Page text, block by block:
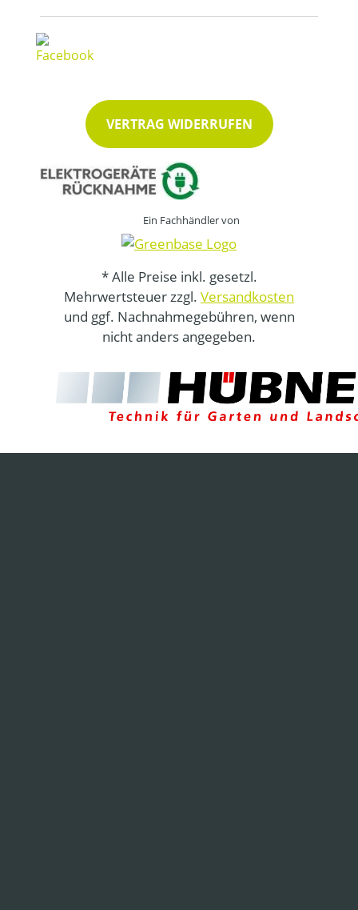
VERTRAG WIDERRUFEN
Ein Fachhändler von
* Alle Preise inkl. gesetzl.
Mehrwertsteuer zzgl. Versandkosten
und ggf. Nachnahmegebühren, wenn
nicht anders angegeben.